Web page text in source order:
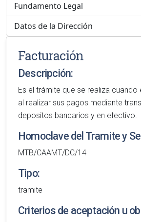
Fundamento Legal
Datos de la Dirección
Facturación
Descripción:
Es el trámite que se realiza cuando
al realizar sus pagos mediante
depositos bancarios y en efectivo.
Homoclave del Tramite y
MTB/CAAMT/DC/14
Tipo:
tramite
Criterios de aceptación u